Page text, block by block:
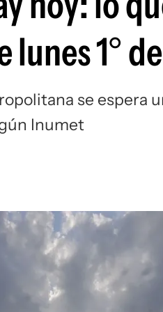
lunes 1°
se espera
Inumet